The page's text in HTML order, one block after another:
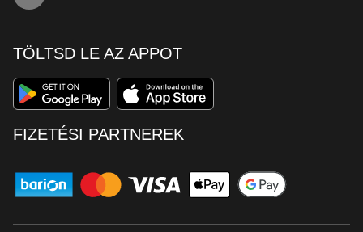
TÖLTSD LE AZ APPOT
FIZETÉSI PARTNEREK